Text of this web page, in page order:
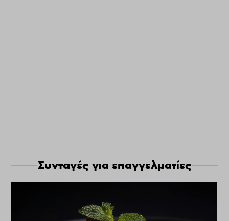
Συνταγές για επαγγελματίες